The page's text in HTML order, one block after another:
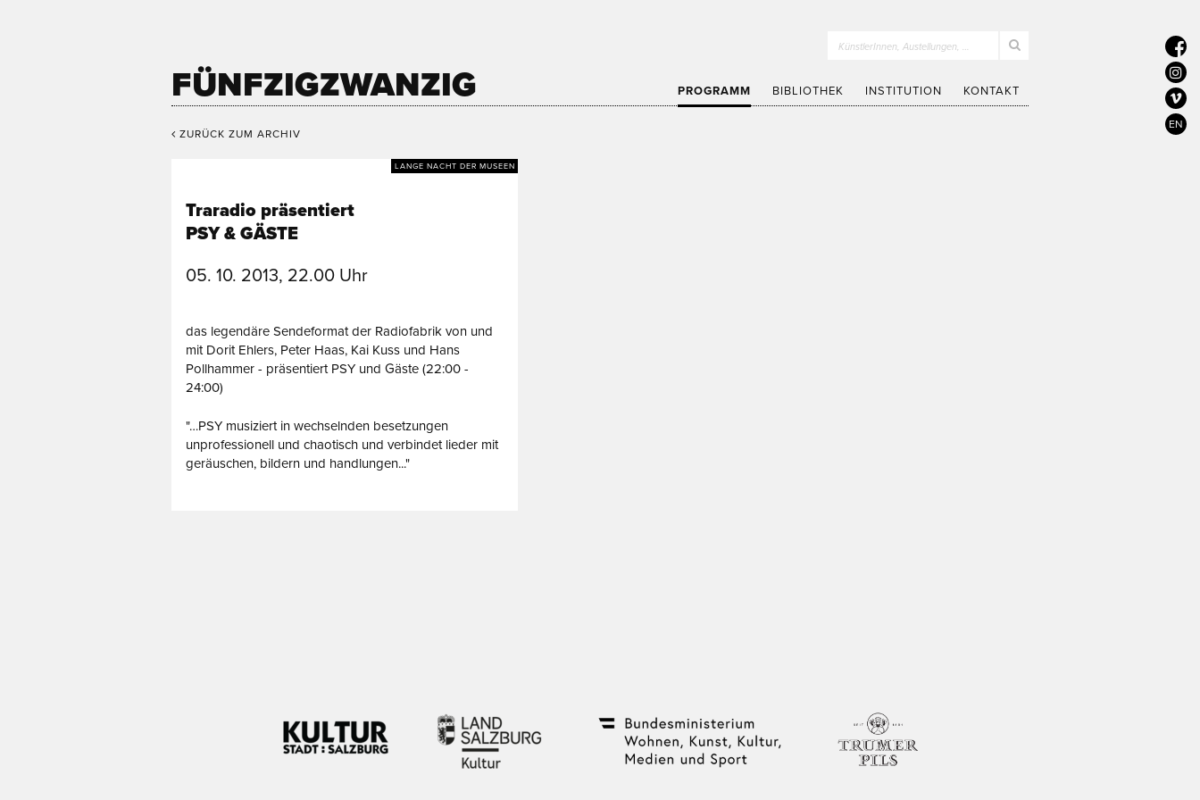
FÜNFZIGZWANZIG
KünstlerInnen, Austellungen, …
PROGRAMM BIBLIOTHEK INSTITUTION KONTAKT
EN
ZURÜCK ZUM ARCHIV
LANGE NACHT DER MUSEEN
Traradio präsentiert
PSY & GÄSTE
05. 10. 2013, 22.00 Uhr
das legendäre Sendeformat der Radiofabrik von und
mit Dorit Ehlers, Peter Haas, Kai Kuss und Hans
Pollhammer - präsentiert PSY und Gäste (22:00 -
24:00)
"…PSY musiziert in wechselnden besetzungen
unprofessionell und chaotisch und verbindet lieder mit
geräuschen, bildern und handlungen..."